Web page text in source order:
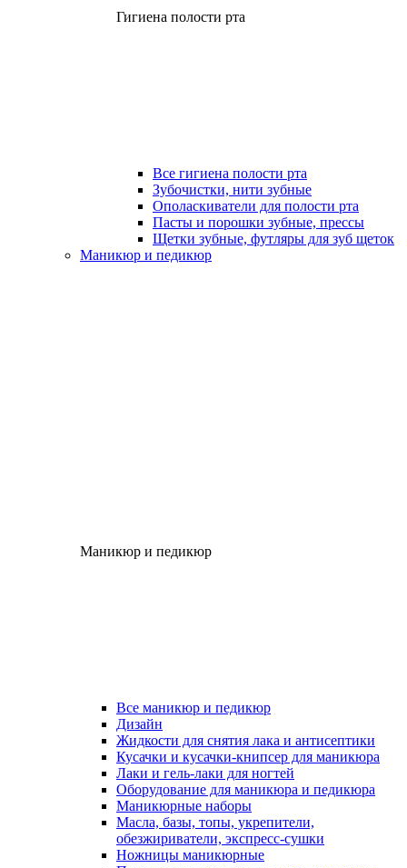
Гигиена полости рта
Все гигиена полости рта
Зубочистки, нити зубные
Ополаскиватели для полости рта
Пасты и порошки зубные, прессы
Щетки зубные, футляры для зуб щеток
Маникюр и педикюр
Маникюр и педикюр
Все маникюр и педикюр
Дизайн
Жидкости для снятия лака и антисептики
Кусачки и кусачки-книпсер для маникюра
Лаки и гель-лаки для ногтей
Оборудование для маникюра и педикюра
Маникюрные наборы
Масла, базы, топы, укрепители,
обезжириватели, экспресс-сушки
Ножницы маникюрные